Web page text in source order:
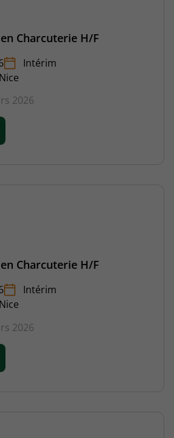
Charcuterie H/F
Intérim
2026
Charcuterie H/F
Intérim
2026